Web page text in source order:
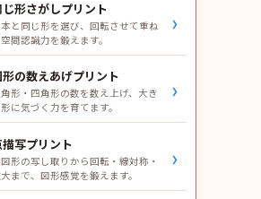
じ形さがしプリント
本と同じ形を選び、回転させて重ね
間認識力を鍛えます。
›
形の数えあげプリント
形・四角形の数を数え上げ、大き
に気づく力を育てます。
›
描写プリント
図形の写し取りから回転・線対称・
まで、図形感覚を鍛えます。
›